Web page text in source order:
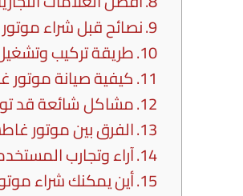
نصائح قبل شراء موتور
طريقة تركيب وتشغيل
كيفية صيانة موتور
مشاكل شائعة قد
الفرق بين موتور
آراء وتجارب
أين يمكنك شراء موتور